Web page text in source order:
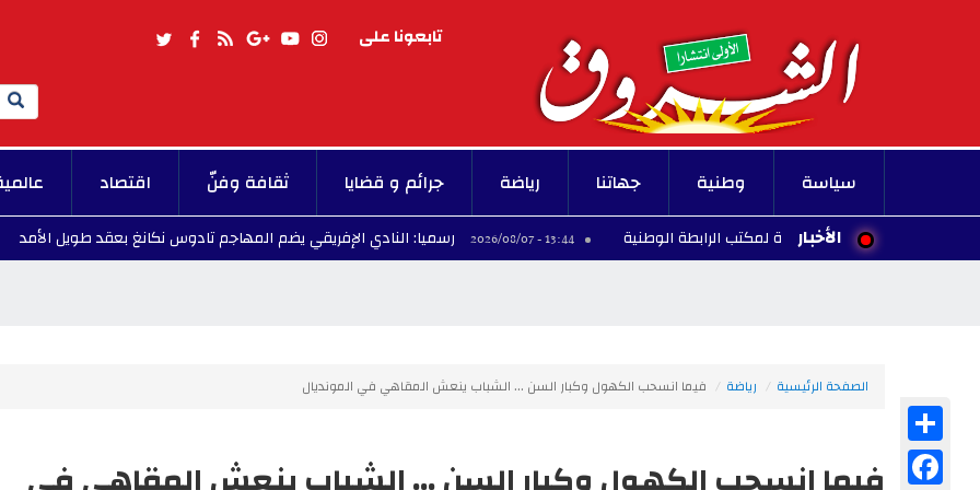
تابعونا على
Search
سياسة وطنية جهاتنا رياضة جرائم و قضايا ثقافة وفنّ اقتصاد
الأخبار
التركيبة الجديدة لمكتب الرابطة الوطنية 13:44 - 2026/08/07 رسميا: النادي الإفريقي يضم المهاجم تادوس نكانغ بعقد طويل الأمد 13:25 - 2026/08/07
الصفحة الرئيسية رياضة فيما انسحب الكهول وكبار السن ... الشباب ينعش المقاهي في المونديال
Facebook